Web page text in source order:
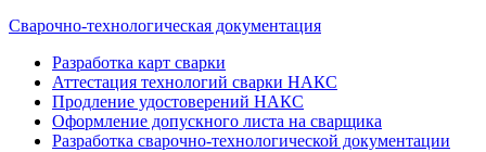
Сварочно-технологическая документация
Разработка карт сварки
Аттестация технологий сварки НАКС
Продление удостоверений НАКС
Оформление допускного листа на сварщика
Разработка сварочно-технологической документации